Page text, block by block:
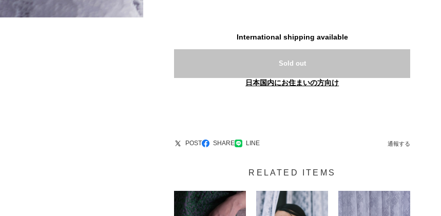
International shipping available
Sold out
日本国内にお住まいの方向け
POST SHARE LINE 通報する
RELATED ITEMS